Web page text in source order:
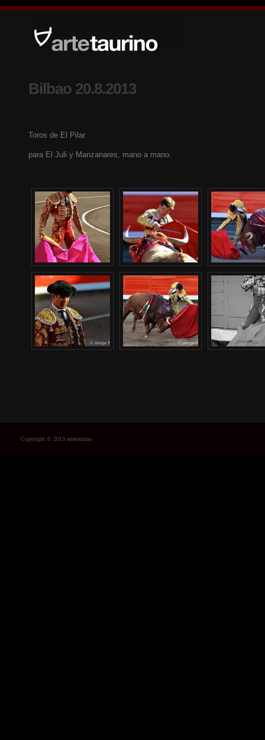
Bilbao 20.8.2013
Toros de El Pilar
para El Juli y Manzanares, mano a mano.
Copyright © 2013 artetaurino